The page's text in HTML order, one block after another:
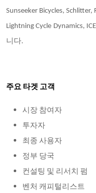
Sunseeker Bicycles, Schlitter,
Lightning Cycle Dynamics,
니다.
주요 타겟 고객
시장 참여자
투자자
최종 사용자
정부 당국
컨설팅 및 리서치 펌
벤처 캐피털리스트